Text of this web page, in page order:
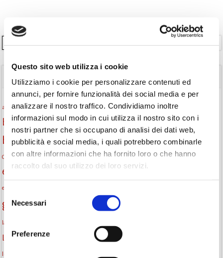
Questo sito web utilizza i cookie
Utilizziamo i cookie per personalizzare contenuti ed
annunci, per fornire funzionalità dei social media e per
analizzare il nostro traffico. Condividiamo inoltre
informazioni sul modo in cui utilizza il nostro sito con i
nostri partner che si occupano di analisi dei dati web,
pubblicità e social media, i quali potrebbero combinarle
con altre informazioni che ha fornito loro o che hanno
raccolto dal suo utilizzo dei loro servizi.
Selezione
delNecessari
Preferenze
attività per bambini Attività per ragazzi Autore
biblioteca biblioteca di Monselice
biblioteca Monselice Biblioteca San Biagio
Centro per il libro e la lettura cittàchelegge cultura eventi biblioteca
eventi culturali
eventi Monselice
gruppo di lettura incontri letterari
laboratori creativi
Lettori itineranti lettura ad alta voce